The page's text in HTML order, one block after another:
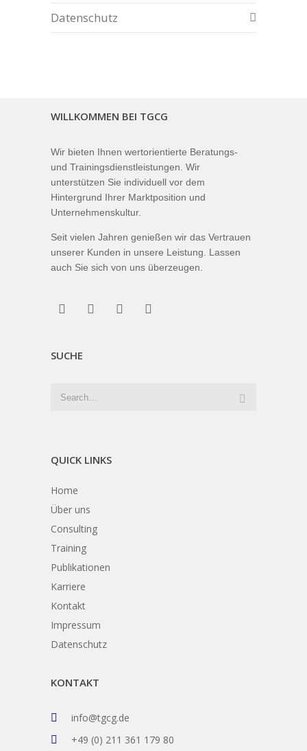
Datenschutz
WILLKOMMEN BEI TGCG
Wir bieten Ihnen wertorientierte Beratungs-
und Trainingsdienstleistungen. Wir
unterstützen Sie individuell vor dem
Hintergrund Ihrer Marktposition und
Unternehmenskultur.
Seit vielen Jahren genießen wir das Vertrauen
unserer Kunden in unsere Leistung. Lassen
auch Sie sich von uns überzeugen.
SUCHE
QUICK LINKS
Home
Über uns
Consulting
Training
Publikationen
Karriere
Kontakt
Impressum
Datenschutz
KONTAKT
info@tgcg.de
+49 (0) 211 361 179 80